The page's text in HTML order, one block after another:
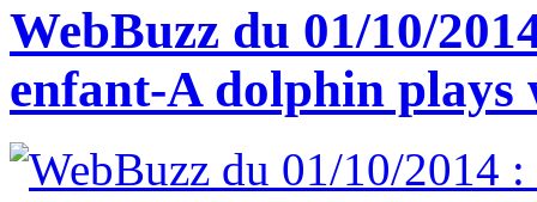
WebBuzz du 01/10/
enfant-A dolphin plays